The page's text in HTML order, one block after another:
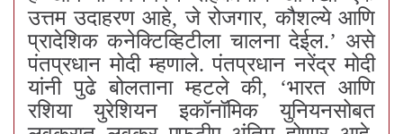
उत्तम उदाहरण आहे, जे रोजगार, कौशल्ये आणि
प्रादेशिक कनेक्टिव्हिटीला चालना देईल.’ असे
पंतप्रधान मोदी म्हणाले. पंतप्रधान नरेंद्र मोदी
यांनी पुढे बोलताना म्हटले की, ‘भारत आणि
रशिया युरेशियन इकॉनॉमिक युनियनसोबत